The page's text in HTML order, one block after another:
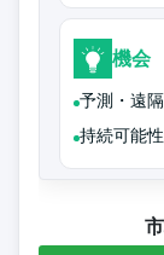
機会
予測・遠
持続可能